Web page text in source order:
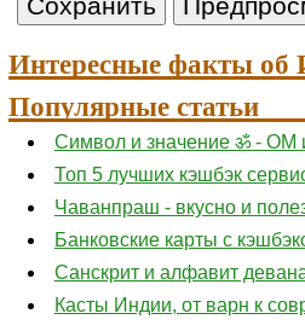
Интересные факты об
Популярные статьи
Символ и значение ॐ - ОМ
Топ 5 лучших кэшбэк
Чаванпраш - вкусно и
Банковские карты с
Санскрит и алфавит
Касты Индии, от варн к